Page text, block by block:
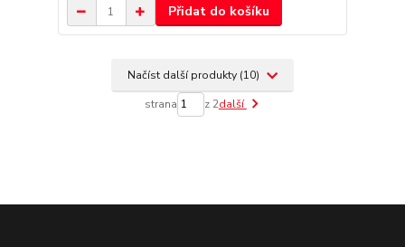
Přidat do košíku
Načíst další produkty (10)
strana z 2další